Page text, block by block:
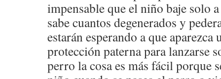
impensable que el niño baje solo
sabe cuantos degenerados y
estarán esperando a que
protección paterna para lanzarse
perro la cosa es más fácil porque